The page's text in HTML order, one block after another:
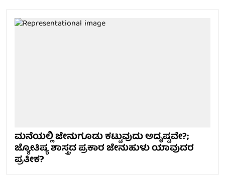
ಮನೆಯಲ್ಲಿ ಜೇನುಗೂಡು ಕಟ್ಟುವುದು ಅದೃಷ್ಟವೇ?;
ಜ್ಯೋತಿಷ್ಯ ಶಾಸ್ತ್ರದ ಪ್ರಕಾರ ಜೇನುಹುಳು ಯಾವುದರ
ಪ್ರತೀಕ?